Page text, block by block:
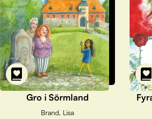
Gro i Sörmland
Brand, Lisa